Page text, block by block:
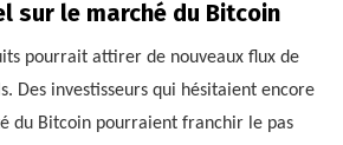
sur le marché du Bitcoin
pourrait attirer de nouveaux flux de
Des investisseurs qui hésitaient encore
du Bitcoin pourraient franchir le pas